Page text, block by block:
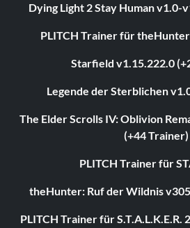
Dying Light 2 Stay Human v1.0-
PLITCH Trainer für
Starfield v1.15.222.0
Legende der Sterblichen
The Elder Scrolls IV: Oblivion
(+44 Trainer)
PLITCH Trainer für
theHunter: Ruf der Wildnis
PLITCH Trainer für